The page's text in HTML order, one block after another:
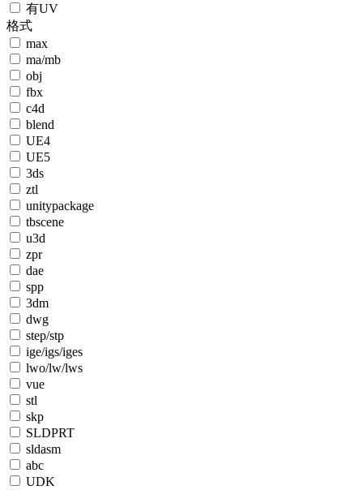
有UV
格式
max
ma/mb
obj
fbx
c4d
blend
UE4
UE5
3ds
ztl
unitypackage
tbscene
u3d
zpr
dae
spp
3dm
dwg
step/stp
ige/igs/iges
lwo/lw/lws
vue
stl
skp
SLDPRT
sldasm
abc
UDK